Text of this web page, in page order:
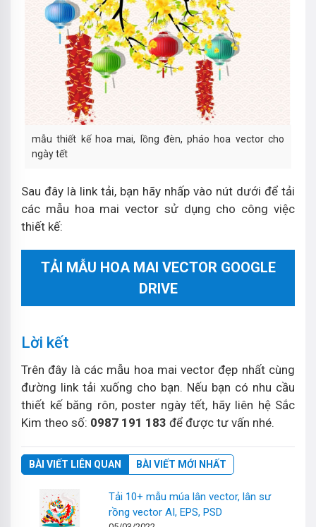
mẫu thiết kế hoa mai, lồng đèn, pháo hoa vector cho
ngày tết
Sau đây là link tải, bạn hãy nhấp vào nút dưới để tải
các mẫu hoa mai vector sử dụng cho công việc
thiết kế:
TẢI MẪU HOA MAI VECTOR GOOGLE
DRIVE
Lời kết
Trên đây là các mẫu hoa mai vector đẹp nhất cùng
đường link tải xuống cho bạn. Nếu bạn có nhu cầu
thiết kế băng rôn, poster ngày tết, hãy liên hệ Sắc
Kim theo số: 0987 191 183 để được tư vấn nhé.
BÀI VIẾT LIÊN QUAN BÀI VIẾT MỚI NHẤT
Tải 10+ mẫu múa lân vector, lân sư
rồng vector AI, EPS, PSD